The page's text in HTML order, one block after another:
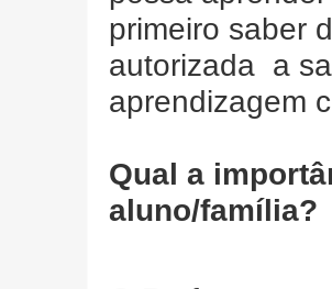
primeiro saber
autorizada a
aprendizagem
Qual a
aluno/família?